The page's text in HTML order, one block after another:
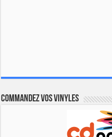
Commandez vos vinyles